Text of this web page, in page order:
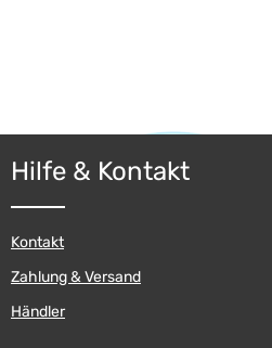
Hilfe & Kontakt
Kontakt
Zahlung & Versand
Händler